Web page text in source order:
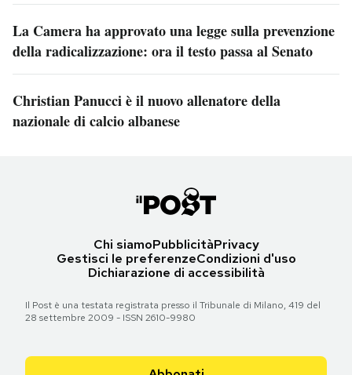
La Camera ha approvato una legge sulla prevenzione
della radicalizzazione: ora il testo passa al Senato
Christian Panucci è il nuovo allenatore della
nazionale di calcio albanese
Chi siamoPubblicitàPrivacy
Gestisci le preferenzeCondizioni d'uso
Dichiarazione di accessibilità
Il Post è una testata registrata presso il Tribunale di Milano, 419 del
28 settembre 2009 - ISSN 2610-9980